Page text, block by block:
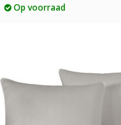
Op voorraad